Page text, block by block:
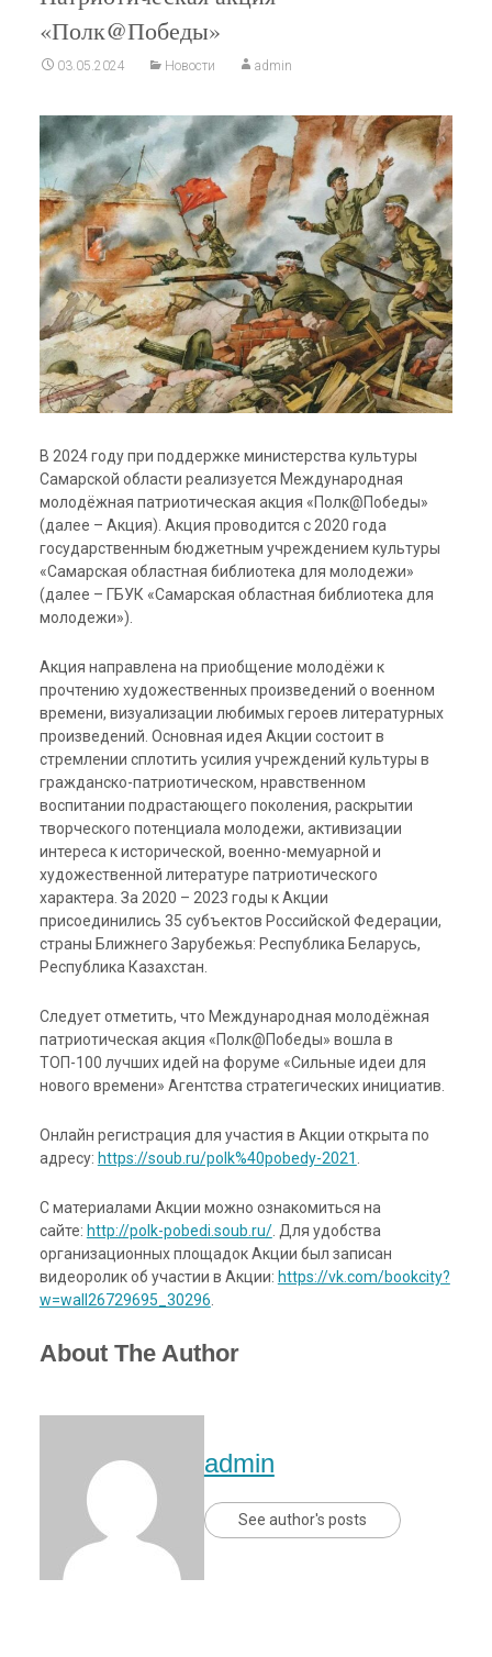
«Полк@Победы»
03.05.2024 Новости admin
В 2024 году при поддержке министерства культуры
Самарской области реализуется Международная
молодёжная патриотическая акция «Полк@Победы»
(далее – Акция). Акция проводится с 2020 года
государственным бюджетным учреждением культуры
«Самарская областная библиотека для молодежи»
(далее – ГБУК «Самарская областная библиотека для
молодежи»).
Акция направлена на приобщение молодёжи к
прочтению художественных произведений о военном
времени, визуализации любимых героев литературных
произведений. Основная идея Акции состоит в
стремлении сплотить усилия учреждений культуры в
гражданско-патриотическом, нравственном
воспитании подрастающего поколения, раскрытии
творческого потенциала молодежи, активизации
интереса к исторической, военно-мемуарной и
художественной литературе патриотического
характера. За 2020 – 2023 годы к Акции
присоединились 35 субъектов Российской Федерации,
страны Ближнего Зарубежья: Республика Беларусь,
Республика Казахстан.
Следует отметить, что Международная молодёжная
патриотическая акция «Полк@Победы» вошла в
ТОП-100 лучших идей на форуме «Сильные идеи для
нового времени» Агентства стратегических инициатив.
Онлайн регистрация для участия в Акции открыта по
адресу: https://soub.ru/polk%40pobedy-2021
С материалами Акции можно ознакомиться на
сайте: http://polk-pobedi.soub.ru/. Для удобства
организационных площадок Акции был записан
видеоролик об участии в Акции: https://vk.com/bookcity?
w=wall26729695_30296
About The Author
admin
See author's posts